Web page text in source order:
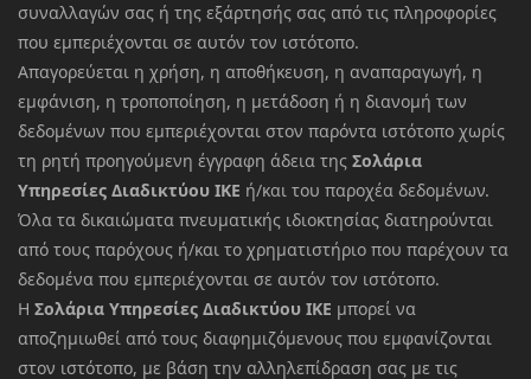
συναλλαγών σας ή της εξάρτησής σας από τις πληροφορίες
που εμπεριέχονται σε αυτόν τον ιστότοπο.
Απαγορεύεται η χρήση, η αποθήκευση, η αναπαραγωγή, η
εμφάνιση, η τροποποίηση, η μετάδοση ή η διανομή των
δεδομένων που εμπεριέχονται στον παρόντα ιστότοπο χωρίς
τη ρητή προηγούμενη έγγραφη άδεια της Σολάρια
Υπηρεσίες Διαδικτύου ΙΚΕ ή/και του παροχέα δεδομένων.
Όλα τα δικαιώματα πνευματικής ιδιοκτησίας διατηρούνται
από τους παρόχους ή/και το χρηματιστήριο που παρέχουν τα
δεδομένα που εμπεριέχονται σε αυτόν τον ιστότοπο.
Η Σολάρια Υπηρεσίες Διαδικτύου ΙΚΕ μπορεί να
αποζημιωθεί από τους διαφημιζόμενους που εμφανίζονται
στον ιστότοπο, με βάση την αλληλεπίδραση σας με τις